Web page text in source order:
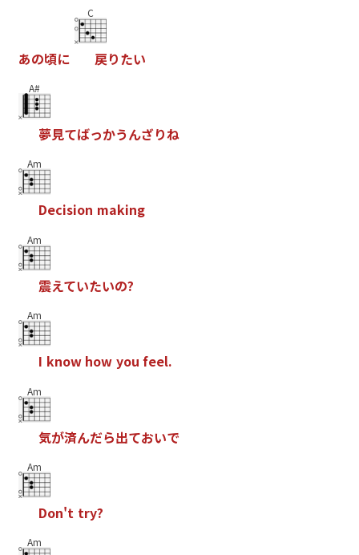
あの頃に
C
戻りたい
A#
夢見てばっかうんざりね
Am
Decision making
Am
震えていたいの?
Am
I know how you feel.
Am
気が済んだら出ておいで
Am
Don't try?
Am